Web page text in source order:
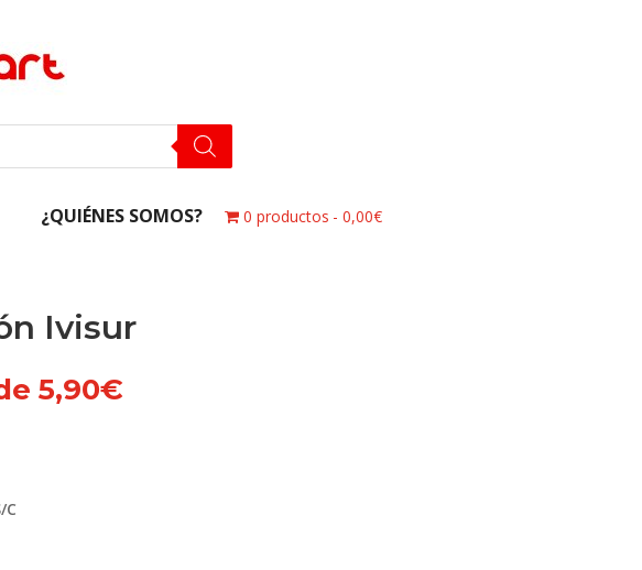
¿QUIÉNES SOMOS? 0 productos 0,00€
Ivisur
5,90€
C